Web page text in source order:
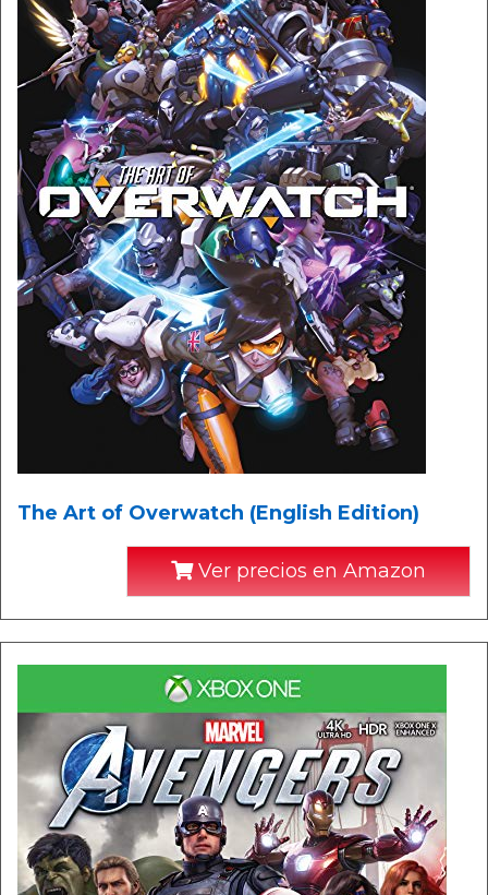
The Art of Overwatch (English Edition)
Ver precios en Amazon